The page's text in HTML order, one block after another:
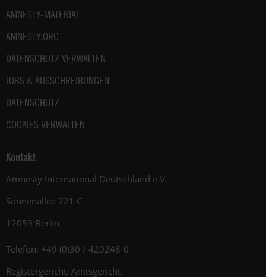
AMNESTY-MATERIAL
AMNESTY.ORG
DATENSCHUTZ VERWALTEN
JOBS & AUSSCHREIBUNGEN
DATENSCHUTZ
COOKIES VERWALTEN
Kontakt
Amnesty International Deutschland e.V.
Sonnenallee 221 C
12059 Berlin
Telefon: +49 (0)30 / 420248-0
Registergericht: Amtsgericht